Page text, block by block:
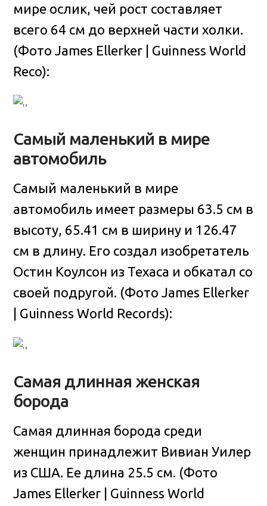
мире ослик, чей рост составляет
всего 64 см до верхней части холки.
(Фото James Ellerker | Guinness World
Reco):
Самый маленький в мире
автомобиль
Самый маленький в мире
автомобиль имеет размеры 63.5 см в
высоту, 65.41 см в ширину и 126.47
см в длину. Его создал изобретатель
Остин Коулсон из Техаса и обкатал со
своей подругой. (Фото James Ellerker
| Guinness World Records):
Самая длинная женская
борода
Самая длинная борода среди
женщин принадлежит Вивиан Уилер
из США. Ее длина 25.5 см. (Фото
James Ellerker | Guinness World